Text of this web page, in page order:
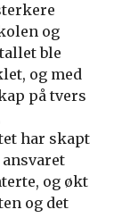
og
ble
og med
på tvers
har skapt
og økt
og det